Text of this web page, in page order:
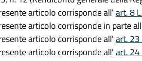
articolo corrisponde all'art. 8
articolo corrisponde in parte
articolo corrisponde all'art. 23
articolo corrisponde all'art. 24